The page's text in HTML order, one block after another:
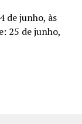
de junho, às
25 de junho,